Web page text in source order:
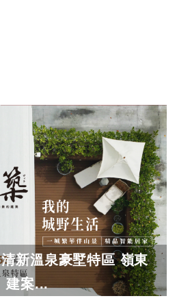
新溫泉豪墅特區 嶺東
建案...